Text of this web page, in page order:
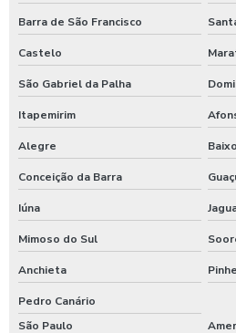
Válvula de retenção 400mm
Válvula de retenção 5 polegadas
Válvula de retenção 6
Válvula de retenção para água
Válvula de retenção para águas pluviais
Válvula de retenção para bomba
Válvula de retenção para caixa d água
Válvula de retenção para caixa d água preço
Barra de São Francisco
Castelo
São Gabriel da Palha
Itapemirim
Alegre
Conceição da Barra
Iúna
Mimoso do Sul
Anchieta
Pedro Canário
São Paulo